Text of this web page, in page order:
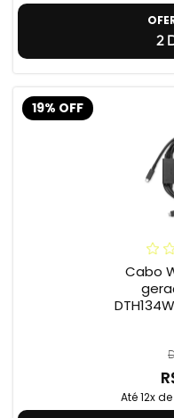
2
19% OFF
Cabo
Até 12x de